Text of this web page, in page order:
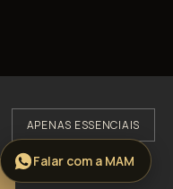
APENAS ESSENCIAIS
Falar com a MAM